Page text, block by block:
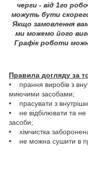
черги - від 1го
можуть бути
Якщо замовлення
ми можемо його
Графік роботи
Правила догляду за
• прання виробів з
миючими засобами;
• прасувати з
• не відбілювати та не
засоби;
• хімчистка
• не можна сушити в